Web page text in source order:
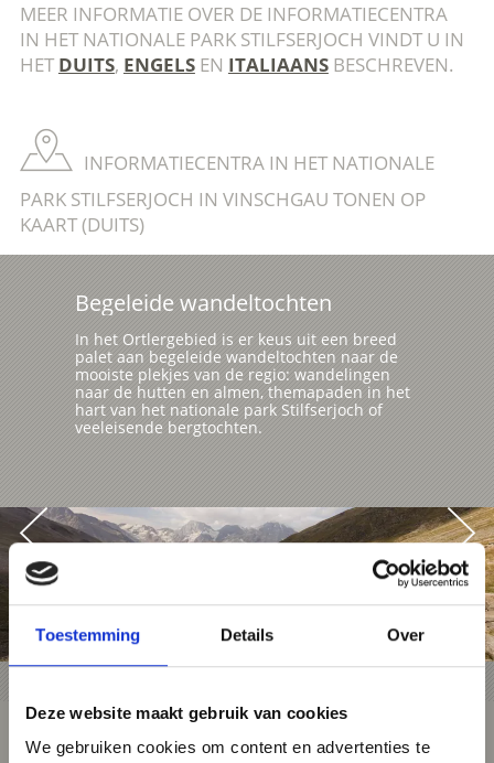
Toestemming Details Over
Deze website maakt gebruik van cookies
We gebruiken cookies om content en advertenties te
MEER INFORMATIE OVER DE INFORMATIECENTRA
IN HET NATIONALE PARK STILFSERJOCH VINDT U IN
HETDUITS, ENGELSEN ITALIAANSBESCHREVEN.
INFORMATIECENTRA IN HET NATIONALE
PARK STILFSERJOCH IN VINSCHGAU TONEN OP
KAART (DUITS)
Begeleide wandeltochten
In het Ortlergebied is er keus uit een breed
palet aan begeleide wandeltochten naar de
mooiste plekjes van de regio: wandelingen
naar de hutten en almen, themapaden in het
hart van het nationale park Stilfserjoch of
veeleisende bergtochten.